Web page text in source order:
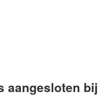
aangesloten bij